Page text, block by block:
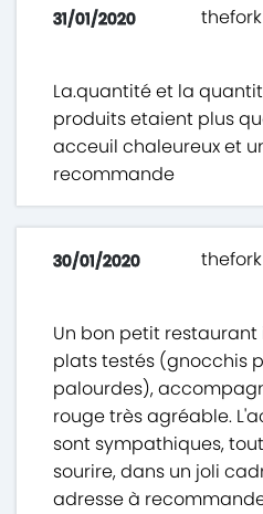
31/01/2020 thefork
La.quantité et la
produits etaient plus
acceuil chaleureux et
recommande
30/01/2020 thefork
Un bon petit restaurant
plats testés (gnocchis
palourdes),
rouge très agréable.
sont sympathiques,
sourire, dans un joli
adresse à